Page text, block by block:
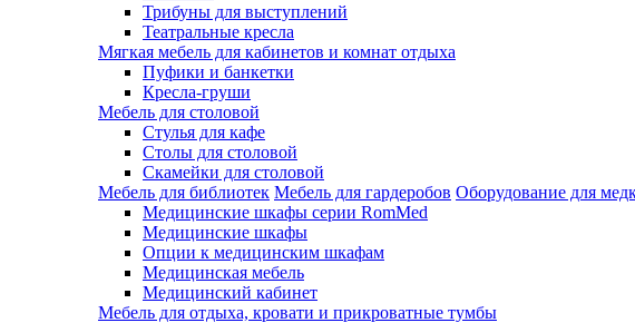
Трибуны для выступлений
Театральные кресла
Мягкая мебель для кабинетов и комнат отдыха
Пуфики и банкетки
Кресла-груши
Мебель для столовой
Cтулья для кафе
Cтолы для столовой
Скамейки для столовой
Мебель для библиотек Мебель для гардеробов Оборудование для
Медицинские шкафы серии RomMed
Медицинские шкафы
Опции к медицинским шкафам
Медицинская мебель
Медицинский кабинет
Мебель для отдыха, кровати и прикроватные тумбы